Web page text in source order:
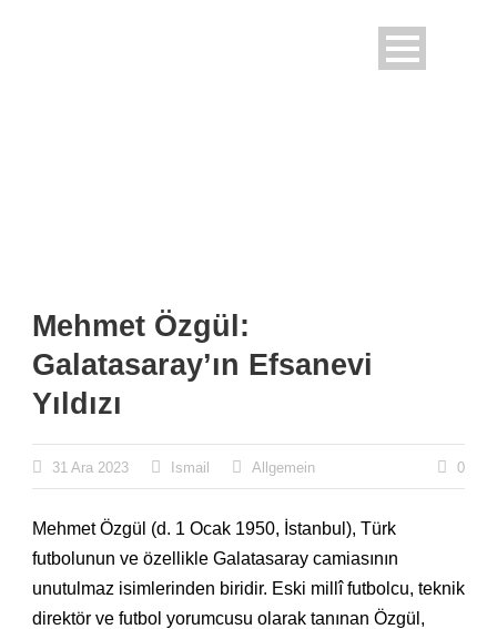
Mehmet Özgül:
Galatasaray’ın Efsanevi
Yıldızı
31 Ara 2023 Ismail Allgemein 0
Mehmet Özgül (d. 1 Ocak 1950, İstanbul), Türk
futbolunun ve özellikle Galatasaray camiasının
unutulmaz isimlerinden biridir. Eski millî futbolcu, teknik
direktör ve futbol yorumcusu olarak tanınan Özgül,